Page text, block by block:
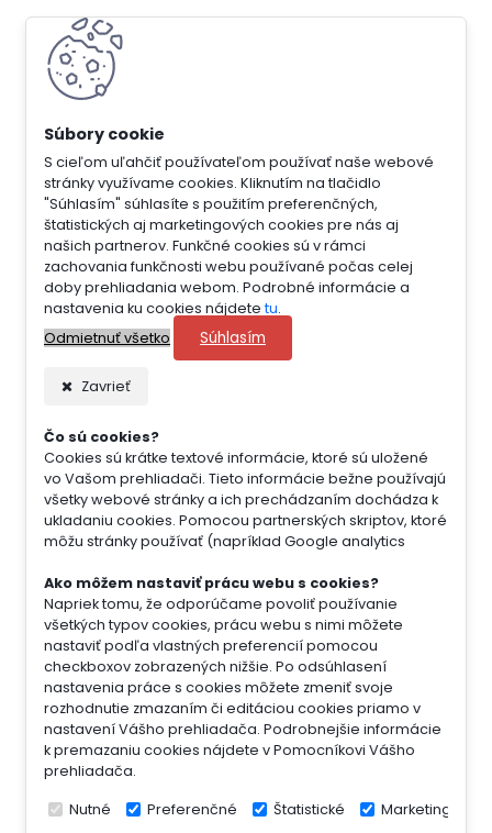
S cieľom uľahčiť používateľom používať naše webové
stránky využívame cookies. Kliknutím na tlačidlo
"Súhlasím" súhlasíte s použitím preferenčných,
štatistických aj marketingových cookies pre nás aj
našich partnerov. Funkčné cookies sú v rámci
zachovania funkčnosti webu používané počas celej
doby prehliadania webom. Podrobné informácie a
nastavenia ku cookies nájdete tu.
Odmietnuť všetko
Súhlasím
Zavrieť
Čo sú cookies?
Cookies sú krátke textové informácie, ktoré sú uložené
vo Vašom prehliadači. Tieto informácie bežne používajú
všetky webové stránky a ich prechádzaním dochádza k
ukladaniu cookies. Pomocou partnerských skriptov, ktoré
môžu stránky používať (napríklad Google analytics
Ako môžem nastaviť prácu webu s cookies?
Napriek tomu, že odporúčame povoliť používanie
všetkých typov cookies, prácu webu s nimi môžete
nastaviť podľa vlastných preferencií pomocou
checkboxov zobrazených nižšie. Po odsúhlasení
nastavenia práce s cookies môžete zmeniť svoje
rozhodnutie zmazaním či editáciou cookies priamo v
nastavení Vášho prehliadača. Podrobnejšie informácie
k premazaniu cookies nájdete v Pomocníkovi Vášho
prehliadača.
Nutné Preferenčné Štatistické Marketingové